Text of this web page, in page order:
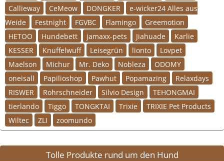
Callieway
CeMeow DONGKER
e-wicker24 Alles aus
Weide
Festnight FGVBC Flamingo
Greemotion
HETOO
Hundebett jamaxx-pets Jiahuade
Karlie
KESSER
Knuffelwuff Leisegrün lionto
Lovpet
Maelson
Michur Mr. Deko Nobleza
ODOMY
oneisall
Papilioshop Pawhut Popamazing
Relaxdays
RISWER
Rohrschneider Silvio Design
TEHONGMAI
tierlando
Tiggo TONGKTAI Trixie
TRIXIE Pet Products
Wiltec
ZLI zoomundo
Tolle Produkte rund um den Hund